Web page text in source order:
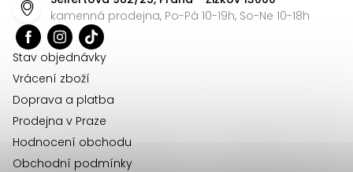
kamenná prodejna, Po-Pá 10-19h, So-Ne 10-18h
Stav objednávky
Vrácení zboží
Doprava a platba
Prodejna v Praze
Hodnocení obchodu
Obchodní podmínky